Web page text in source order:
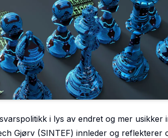
i lys av endret og mer usikker
Gjørv (SINTEF) innleder og reflekterer